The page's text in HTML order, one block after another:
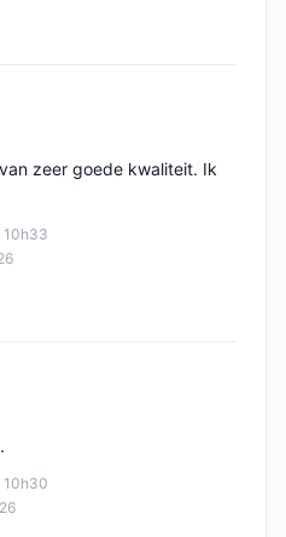
10h33
zeer goede kwaliteit. Ik
10h30